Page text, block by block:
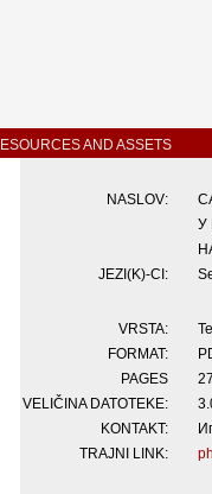
AND ASSETS
NASLOV:
У
JEZI(K)-CI:
VRSTA:
FORMAT:
PAGES
VELIČINA DATOTEKE:
KONTAKT:
TRAJNI LINK: